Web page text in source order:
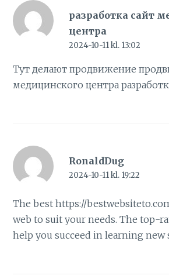
разработка сайт
центра
2024-10-11 kl. 13:02
Тут делают продвижение
медицинского центра
RonaldDug
2024-10-11 kl. 19:22
The besthttps://
web to suit your needs. The top-
help you succeed in learning new